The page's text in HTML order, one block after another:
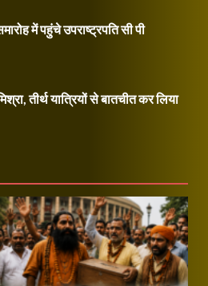
में पहुंचे उपराष्ट्रपति सी पी
तीर्थ यात्रियों से बातचीत कर लिया